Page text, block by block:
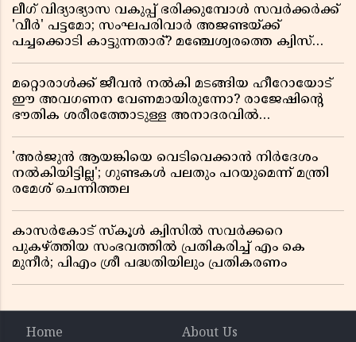
ലീഗ് വിദ്യാഭ്യാസ വകുപ്പ് ഭരിക്കുമ്പോൾ സവർക്കർക്ക്
'വീർ' പട്ടമോ; സംഘപരിവാർ അജണ്ടയ്ക്ക്
പച്ചക്കൊടി കാട്ടുന്നതാര്? മഞ്ചേശ്വരത്തെ ക്വിസ്
മറ്റൊരാൾക്ക് ജീവൻ നൽകി മടങ്ങിയ ഹീറോയോട്
ഈ അവഗണന വേണമായിരുന്നോ? രാജേഷിൻ്റെ
ഭൗതിക ശരീരത്തോടുള്ള അനാദരവിൽ
'അർജുൻ ആയങ്കിയെ വെടിവെക്കാൻ നിർദേശം
നൽകിയിട്ടില്ല'; ഗുണ്ടകൾ പലതും പറയുമെന്ന് മന്ത്രി
രമേശ് ചെന്നിത്തല
കാസർകോട് സ്കൂൾ ക്വിസിൽ സവർക്കറെ
പുകഴ്ത്തിയ സംഭവത്തിൽ പ്രതികരിച്ച് എം കെ
മുനീർ; പിഎം ശ്രീ പദ്ധതിയിലും പ്രതികരണം
Home
About Us